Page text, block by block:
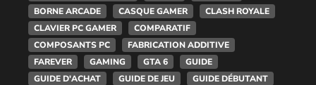
BORNE ARCADE
CASQUE GAMER
CLASH ROYALE
CLAVIER PC GAMER
COMPARATIF
COMPOSANTS PC
FABRICATION ADDITIVE
FAREVER
GAMING GTA 6
GUIDE
GUIDE D'ACHAT
GUIDE DE JEU
GUIDE DÉBUTANT